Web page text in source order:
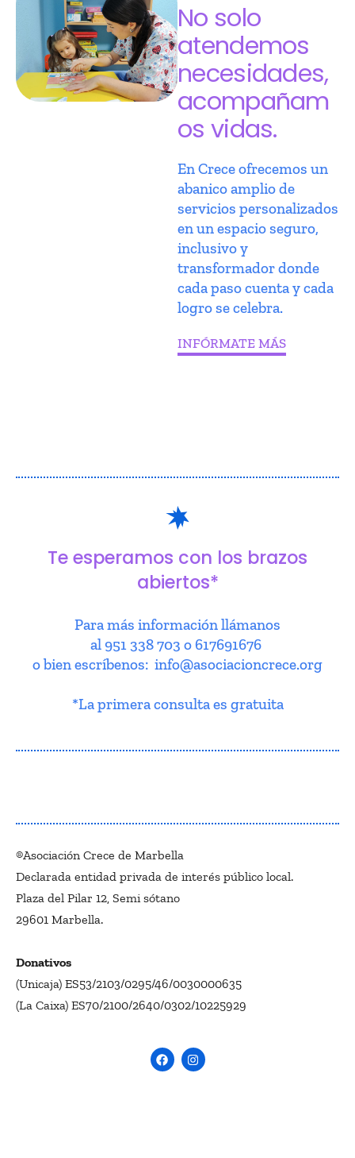
No solo
atendemos
necesidades,
acompañam
os vidas.
En Crece ofrecemos un
abanico amplio de
servicios personalizados
en un espacio seguro,
inclusivo y
transformador donde
cada paso cuenta y cada
logro se celebra.
INFÓRMATE MÁS
Te esperamos con los brazos
abiertos*
Para más información llámanos
al 951 338 703 o 617691676
o bien escríbenos: info@asociacioncrece.org
*La primera consulta es gratuita
®Asociación Crece de Marbella
Declarada entidad privada de interés público local.
Plaza del Pilar 12, Semi sótano
29601 Marbella.
Donativos
(Unicaja) ES53/2103/0295/46/0030000635
(La Caixa) ES70/2100/2640/0302/10225929